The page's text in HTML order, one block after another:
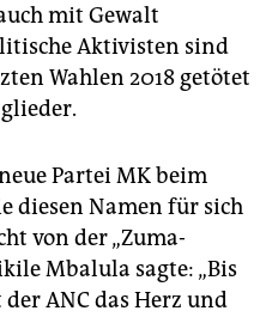
mit Gewalt
Aktivisten sind
Wahlen 2018 getötet
Partei MK beim
diesen Namen für sich
von der „Zuma-
Mbalula sagte: „Bis
ANC das Herz und